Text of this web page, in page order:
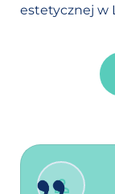
estetycznej w